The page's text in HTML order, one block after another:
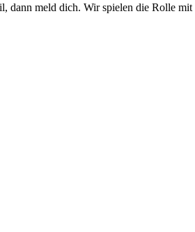
meld dich. Wir spielen die Rolle mit